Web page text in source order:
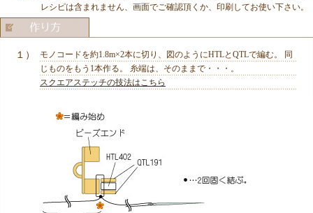
レシピは含まれません、画面でご確認頂くか、印刷してお使い下さい。
１）
モノコードを約1.8m×2本に切り、図のようにHTLとQTLで編む。 同
じものをもう1本作る。 糸端は、そのままで・・・。
スクエアステッチの技法はこちら